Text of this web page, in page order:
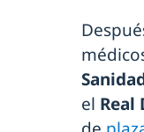
el Real